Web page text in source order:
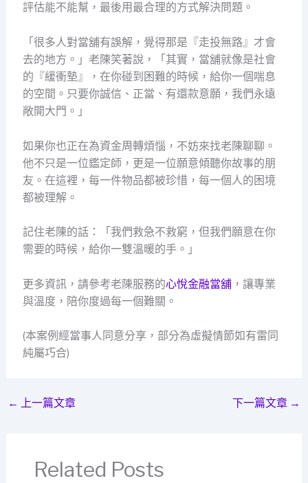
評估能不能幫，最後用最合理的方式解決問題。
「很多人對當舖有誤解，覺得那是『走投無路』才會
去的地方。」老陳笑著說，「其實，當舖就像是社會
的『緩衝墊』，在你碰到困難的時候，給你一個喘息
的空間。只要你誠信、正當、有還款意願，我們永遠
敞開大門。」
如果你也正在為資金周轉煩惱，不妨來找老陳聊聊。
他不只是一位鑑定師，更是一位願意傾聽你故事的朋
友。在這裡，每一件物品都被珍惜，每一個人的困境
都被理解。
記住老陳的話：「我們救急不救窮，但我們願意在你
需要的時候，給你一雙溫暖的手。」
更多資訊，請參考老陳服務的心悅金融當舖，讓專業
與溫度，陪你度過每一個難關。
(本案例經當事人同意分享，部分為虛擬情節如有雷同
純屬巧合)
← 上一篇文章 下一篇文章 →
Related Posts